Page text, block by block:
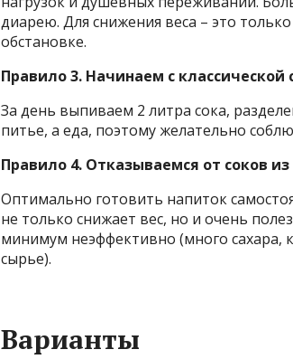
диарею. Для снижения веса – это
обстановке.
Правило 3. Начинаем с классической
За день выпиваем 2 литра сока,
питье, а еда, поэтому желательно
Правило 4. Отказываемся от соков из
Оптимально готовить напиток
не только снижает вес, но и очень
минимум неэффективно (много сахара,
сырье).
Варианты